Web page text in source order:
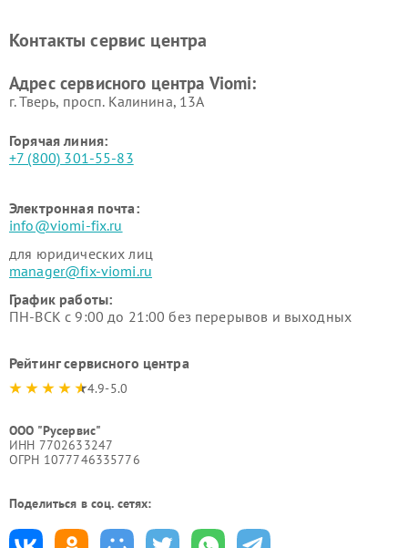
Контакты сервис центра
Адрес сервисного центра Viomi:
г. Тверь, просп. Калинина, 13А
Горячая линия:
+7 (800) 301-55-83
Электронная почта:
info@viomi-fix.ru
для юридических лиц
manager@fix-viomi.ru
График работы:
ПН-ВСК с 9:00 до 21:00 без перерывов и выходных
Рейтинг сервисного центра
4.9-5.0
ООО "Русервис"
ИНН 7702633247
ОГРН 1077746335776
Поделиться в соц. сетях: